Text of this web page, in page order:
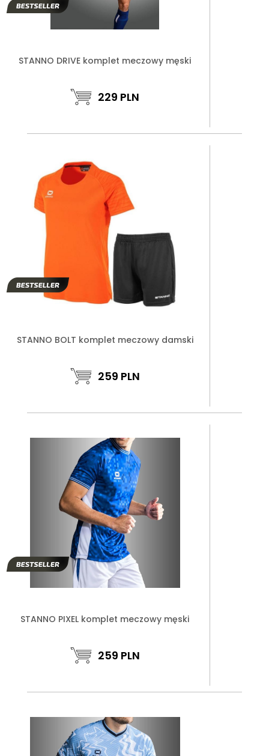
STANNO DRIVE komplet meczowy męski
229 PLN
STANNO BOLT komplet meczowy damski
259 PLN
STANNO PIXEL komplet meczowy męski
259 PLN